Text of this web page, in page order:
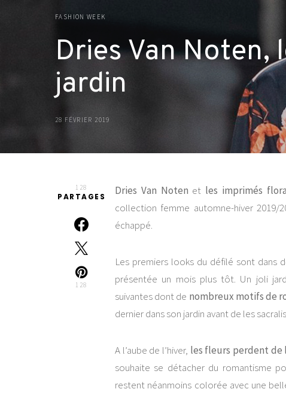
FASHION WEEK
Dries Van Noten,
jardin
28 FÉVRIER 2019
128
PARTAGES
128
Dries Van Noten et les imprimés
collection femme automne-hiver 2019/
échappé.
Les premiers looks du défilé sont dans
présentée un mois plus tôt. Un joli
suivantes dont de nombreux motifs de
dernier dans son jardin avant de les
A l’aube de l’hiver, les fleurs perdent de
souhaite se détacher du romantisme
restent néanmoins colorée avec une